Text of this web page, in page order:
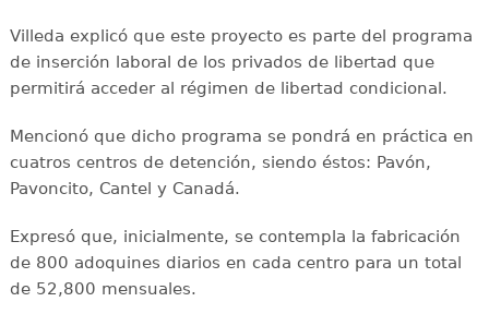
Villeda explicó que este proyecto es parte del programa
de inserción laboral de los privados de libertad que
permitirá acceder al régimen de libertad condicional.
Mencionó que dicho programa se pondrá en práctica en
cuatros centros de detención, siendo éstos: Pavón,
Pavoncito, Cantel y Canadá.
Expresó que, inicialmente, se contempla la fabricación
de 800 adoquines diarios en cada centro para un total
de 52,800 mensuales.